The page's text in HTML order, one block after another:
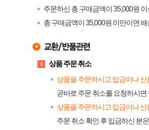
주문하신 총 구매금액이 35,000원
총 구매금액이 35,000원 미만이면
상품 주문 취소
상품을 주문하시고 입금이나
곧바로 주문 취소를 요청하시면
상품을 주문하시고 입금이나
주문 취소 확인 후 입금하신 분